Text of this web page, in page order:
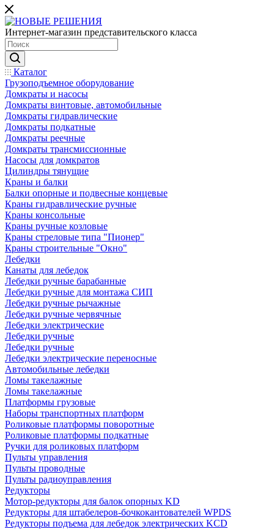
Интернет-магазин представительского класса
Каталог
Грузоподъемное оборудование
Домкраты и насосы
Домкраты винтовые, автомобильные
Домкраты гидравлические
Домкраты подкатные
Домкраты реечные
Домкраты трансмиссионные
Насосы для домкратов
Цилиндры тянущие
Краны и балки
Балки опорные и подвесные концевые
Краны гидравлические ручные
Краны консольные
Краны ручные козловые
Краны стреловые типа "Пионер"
Краны строительные "Окно"
Лебедки
Канаты для лебедок
Лебедки ручные барабанные
Лебедки ручные для монтажа СИП
Лебедки ручные рычажные
Лебедки ручные червячные
Лебедки электрические
Лебедки ручные
Лебедки ручные
Лебедки электрические переносные
Автомобильные лебедки
Ломы такелажные
Ломы такелажные
Платформы грузовые
Наборы транспортных платформ
Роликовые платформы поворотные
Роликовые платформы подкатные
Ручки для роликовых платформ
Пульты управления
Пульты проводные
Пульты радиоуправления
Редукторы
Мотор-редукторы для балок опорных KD
Редукторы для штабелеров-бочкокантователей WPDS
Редукторы подъема для лебедок электрических KCD